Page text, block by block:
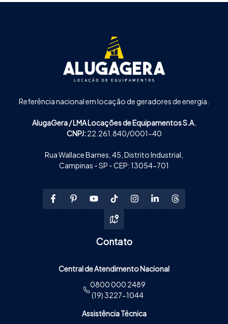
Referência nacional em locação de geradores de energia.
AlugaGera / LMA Locações de Equipamentos S.A.
CNPJ:22.261.840/0001-40
Rua Wallace Barnes, 45, Distrito Industrial,
Campinas - SP - CEP: 13054-701
Contato
Central de Atendimento Nacional
0800 000 2489
(19) 3227-1044
Assistência Técnica